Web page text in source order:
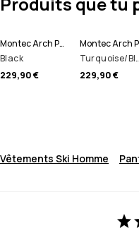
Montec Arch Pantalon de Ski Homme
Black
229,90 €
Turquoise/Black
229,90 €
Vêtements Ski Homme